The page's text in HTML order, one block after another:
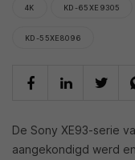
4K KD-65XE9305
KD-55XE8096
De Sony XE93-serie
aangekondigd werd